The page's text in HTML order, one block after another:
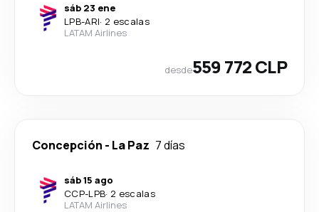
sáb 23 ene
LPB-ARI· 2 escalas
LATAM Airlines
desde559 772 CLP
Concepción - La Paz 7 días
sáb 15 ago
CCP-LPB· 2 escalas
LATAM Airlines